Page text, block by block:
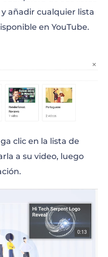
añadir cualquier lista
en YouTube.
clic en la lista de
a su video, luego